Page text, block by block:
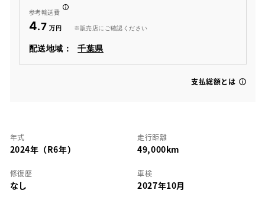
参考輸送費
4.7 ※販売店にご確認ください
配送地域： 千葉県
支払総額とは
年式
2024年（R6年）
走行距離
49,000km
修復歴
なし
車検
2027年10月